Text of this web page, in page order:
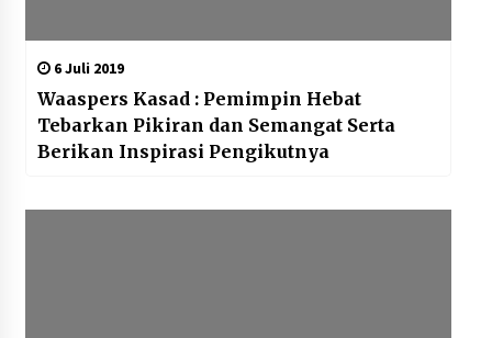
6 Juli 2019
Waaspers Kasad : Pemimpin Hebat
Tebarkan Pikiran dan Semangat Serta
Berikan Inspirasi Pengikutnya